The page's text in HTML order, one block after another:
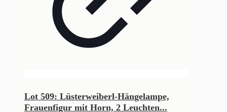
Lot 509: Lüsterweiberl-Hängelampe,
Frauenfigur mit Horn, 2 Leuchten...